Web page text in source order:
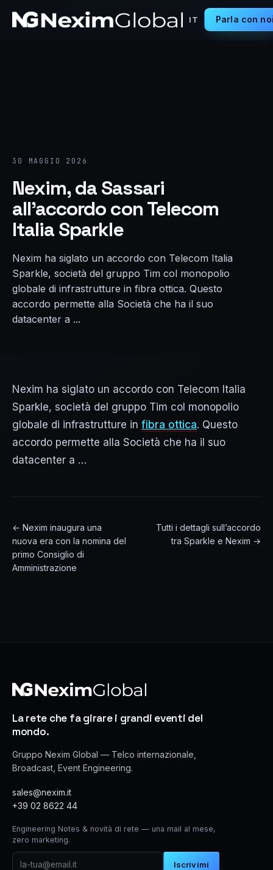
IT Parla con
30 MAGGIO 2026
Nexim, da Sassari
all’accordo con Telecom
Italia Sparkle
Nexim ha siglato un accordo con Telecom Italia
Sparkle, società del gruppo Tim col monopolio
globale di infrastrutture in fibra ottica. Questo
accordo permette alla Società che ha il suo
datacenter a ...
Nexim ha siglato un accordo con Telecom Italia
Sparkle, società del gruppo Tim col monopolio
globale di infrastrutture in fibra ottica. Questo
accordo permette alla Società che ha il suo
datacenter a …
← Nexim inaugura una
nuova era con la nomina del
primo Consiglio di
Amministrazione
Tutti i dettagli sull’accordo
tra Sparkle e Nexim →
La rete che fa girare i grandi eventi del
mondo.
Gruppo Nexim Global — Telco internazionale,
Broadcast, Event Engineering.
sales@nexim.it
+39 02 8622 44
Engineering Notes & novità di rete — una mail al mese,
zero marketing.
Iscrivimi